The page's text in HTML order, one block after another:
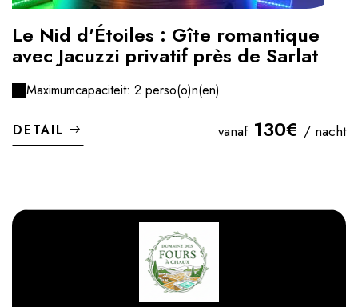
Le Nid d'Étoiles : Gîte romantique
avec Jacuzzi privatif près de Sarlat
Maximumcapaciteit: 2 perso(o)n(en)
DETAIL vanaf 130€ / nacht